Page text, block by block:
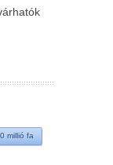
millió fa